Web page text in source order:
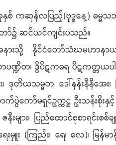
နှစ် ကဆုန်လပြည့်(ဗုဒ္ဓနေ့) ဓမ္မ
ော်၌ ဆင်ယင်ကျင်းပသည်။
နားသို့ နိုင်ငံတော်သံဃမဟာန
ပဏ္ဍိတ၊ ဒွိပိဋကဓရ ပိဋကတ္တယပါ
၊ ဒုတိယသမ္မတ ဒေါ်နန်းနီနီအေး
က်ပွဲကော်မရှင်ဥက္ကဋ္ဌ ဦးသန်းစိုး
ဇနီးများ၊ ပြည်ထောင်စုစာရင်
မှူး (ကြည်း၊ ရေ၊ လေ)၊ မြန်မ